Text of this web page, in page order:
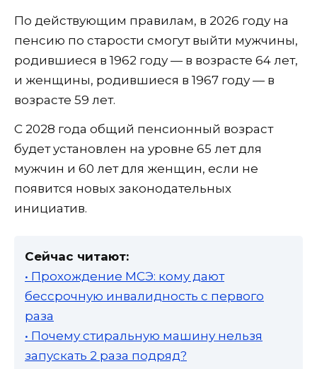
По действующим правилам, в 2026 году на
пенсию по старости смогут выйти мужчины,
родившиеся в 1962 году — в возрасте 64 лет,
и женщины, родившиеся в 1967 году — в
возрасте 59 лет.
С 2028 года общий пенсионный возраст
будет установлен на уровне 65 лет для
мужчин и 60 лет для женщин, если не
появится новых законодательных
инициатив.
Сейчас читают:
• Прохождение МСЭ: кому дают
бессрочную инвалидность с первого
раза
• Почему стиральную машину нельзя
запускать 2 раза подряд?